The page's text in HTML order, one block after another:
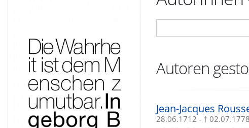
Autoren
Jean-Jacques
28.06.1712 - † 02.07.1778